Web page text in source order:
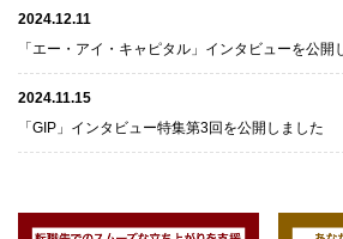
2024.12.11
「エー・アイ・キャピタル」インタビューを公開
2024.11.15
「GIP」インタビュー特集第3回を公開しました